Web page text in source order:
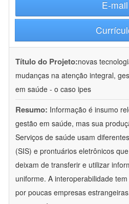
E-mail
Título do Projeto:novas
mudanças na atenção integral,
em saúde - o caso ipes
Resumo: Informação é insumo
gestão em saúde, mas sua
Serviços de saúde usam
(SIS) e prontuários eletrônicos
deixam de transferir e utilizar
uniforme. A interoperabilidade
por poucas empresas